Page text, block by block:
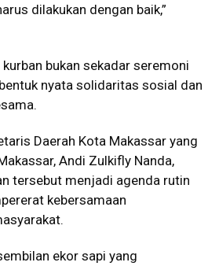
dilakukan dengan baik,”
bukan sekadar seremoni
nyata solidaritas sosial dan
Daerah Kota Makassar yang
Andi Zulkifly Nanda,
tersebut menjadi agenda rutin
kebersamaan
ekor sapi yang